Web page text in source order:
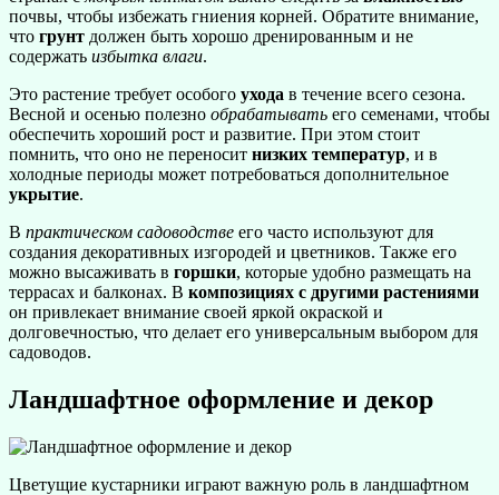
почвы, чтобы избежать гниения корней. Обратите внимание,
что грунт должен быть хорошо дренированным и не
содержать избытка влаги.
Это растение требует особого ухода в течение всего сезона.
Весной и осенью полезно обрабатывать его семенами, чтобы
обеспечить хороший рост и развитие. При этом стоит
помнить, что оно не переносит низких температур, и в
холодные периоды может потребоваться дополнительное
укрытие.
В практическом садоводстве его часто используют для
создания декоративных изгородей и цветников. Также его
можно высаживать в горшки, которые удобно размещать на
террасах и балконах. В композициях с другими растениями
он привлекает внимание своей яркой окраской и
долговечностью, что делает его универсальным выбором для
садоводов.
Ландшафтное оформление и декор
Цветущие кустарники играют важную роль в ландшафтном